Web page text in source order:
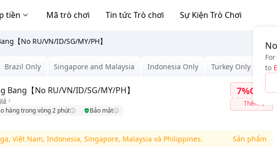
tiền Mã trò chơi Tin tức Trò chơi Sự Kiện Trò Chơi
【No RU/VN/ID/SG/MY/PH】
Brazil Only Singapore and Malaysia Indonesia Only Turkey Only
Bang【No RU/VN/ID/SG/MY/PH】
hàng trong vòng 2 phút Bảo mật
7%OFF
Thêm
Nam, Indonesia, Singapore, Malaysia và Philippines. Sản phẩm này
to